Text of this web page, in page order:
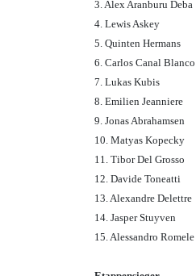
3. Alex Aranburu Deba
4. Lewis Askey
5. Quinten Hermans
6. Carlos Canal Blanco
7. Lukas Kubis
8. Emilien Jeanniere
9. Jonas Abrahamsen
10. Matyas Kopecky
11. Tibor Del Grosso
12. Davide Toneatti
13. Alexandre Delettre
14. Jasper Stuyven
15. Alessandro Romele